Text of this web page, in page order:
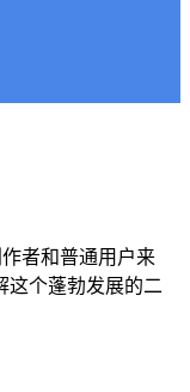
者和普通用户来
这个蓬勃发展的二